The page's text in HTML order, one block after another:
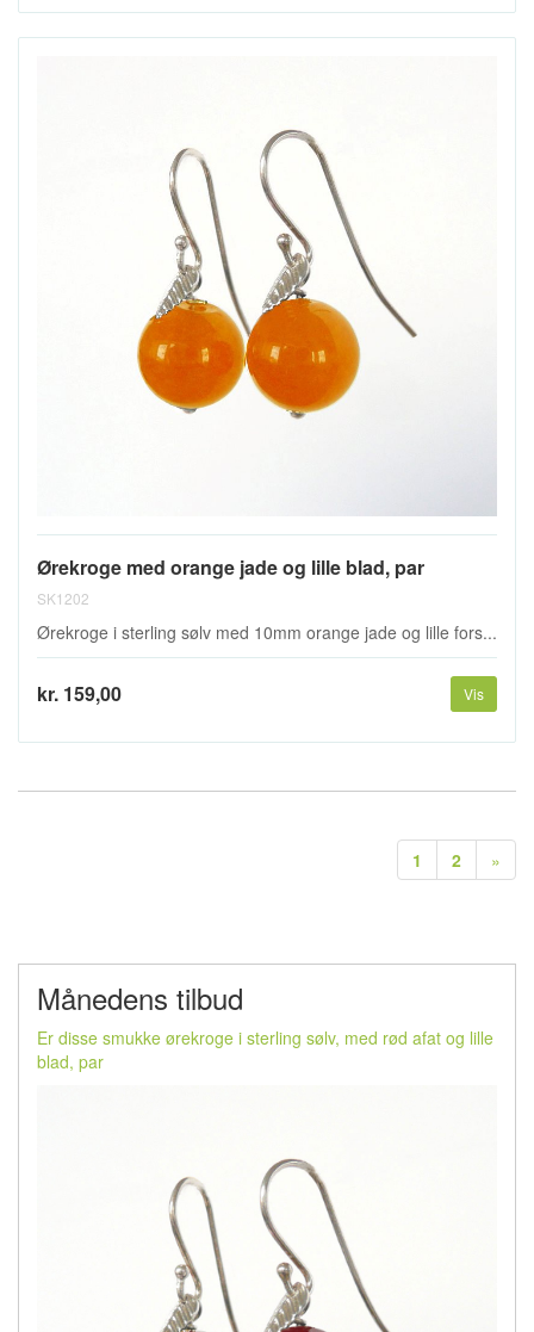
Ørekroge med orange jade og lille blad, par
SK1202
Ørekroge i sterling sølv med 10mm orange jade og lille fors...
kr. 159,00 Vis
1 2 »
Månedens tilbud
Er disse smukke ørekroge i sterling sølv, med rød afat og lille
blad, par